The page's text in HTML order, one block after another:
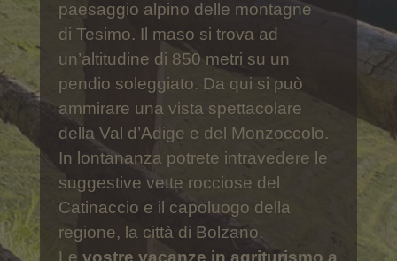
Durante levostre vacanze in
agriturismo a Merano e
dintorni
avrete l’opportunità di
conoscere la vita conoscere in tutte
le sue sfaccettature. Dal 1971 il
maso Tschengghof è di proprietà
della famiglia Braunhofer ed è stato
completamente ristrutturato e
ampliato. Con il completamento del
nuovo casale nel 2005 il lavori di